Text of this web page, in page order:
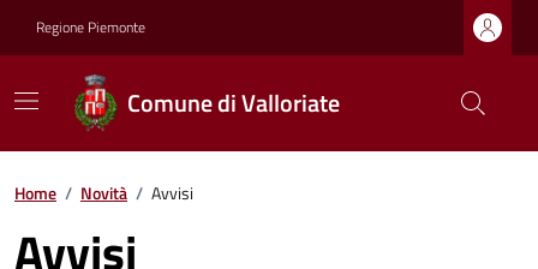
Regione Piemonte
Comune di Valloriate
Home / Novità / Avvisi
Avvisi